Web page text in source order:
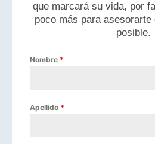
que marcará su vida, por
poco más para
posible.
Nombre *
Apellido *